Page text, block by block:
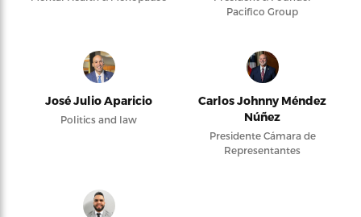
Pacifico Group
José Julio Aparicio
Politics and law
Carlos Johnny Méndez
Núñez
Presidente Cámara de
Representantes